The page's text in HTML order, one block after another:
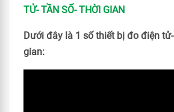
TỬ- TẦN SỐ- THỜI GIAN
Dưới đây là 1 số thiết bị đo điện
gian: